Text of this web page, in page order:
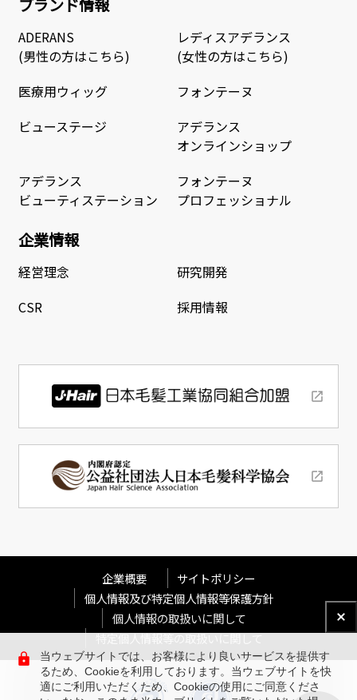
ADERANS
(男性の方はこちら)
レディスアデランス
(女性の方はこちら)
医療用ウィッグ
フォンテーヌ
ビューステージ
アデランス
オンラインショップ
アデランス
ビューティステーション
フォンテーヌ
プロフェッショナル
企業情報
経営理念
研究開発
CSR
採用情報
企業概要
サイトポリシー
個人情報及び特定個人情報等保護方針
個人情報の取扱いに関して
特定個人情報等の取扱いに関して
当ウェブサイトでは、お客様により良いサービスを提供す
るため、Cookieを利用しております。当ウェブサイトを快
適にご利用いただくため、Cookieの使用にご同意くださ